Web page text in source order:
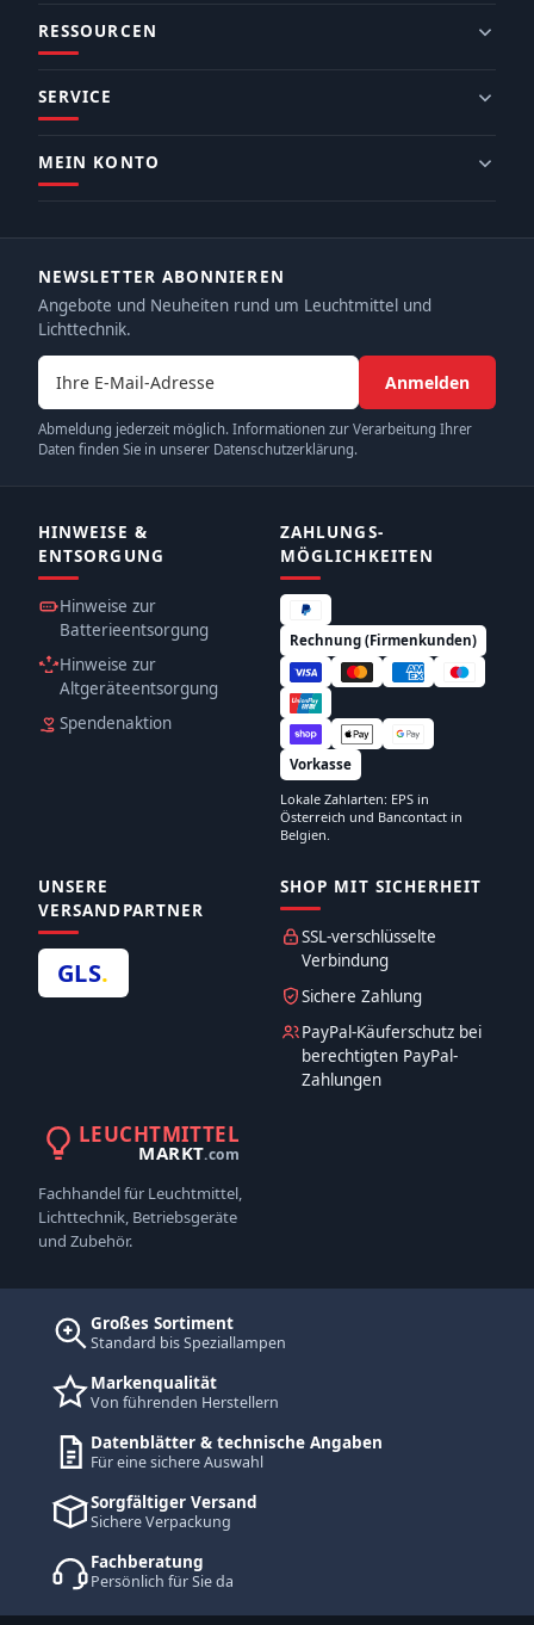
RESSOURCEN
SERVICE
MEIN KONTO
NEWSLETTER ABONNIEREN
Angebote und Neuheiten rund um Leuchtmittel und
Lichttechnik.
E-Mail-Adresse
Anmelden
Abmeldung jederzeit möglich. Informationen zur Verarbeitung Ihrer
Daten finden Sie in unserer Datenschutzerklärung.
HINWEISE &
ENTSORGUNG
Hinweise zur
Batterieentsorgung
Hinweise zur
Altgeräteentsorgung
Spendenaktion
ZAHLUNGS­
MÖGLICHKEITEN
Rechnung (Firmenkunden)
Vorkasse
Lokale Zahlarten: EPS in
Österreich und Bancontact in
Belgien.
UNSERE
VERSANDPARTNER
GLS.
SHOP MIT SICHERHEIT
SSL-verschlüsselte
Verbindung
Sichere Zahlung
PayPal-Käuferschutz bei
berechtigten PayPal-
Zahlungen
LEUCHTMITTEL
MARKT.com
Fachhandel für Leuchtmittel,
Lichttechnik, Betriebsgeräte
und Zubehör.
Großes Sortiment
Standard bis Speziallampen
Markenqualität
Von führenden Herstellern
Datenblätter & technische Angaben
Für eine sichere Auswahl
Sorgfältiger Versand
Sichere Verpackung
Fachberatung
Persönlich für Sie da